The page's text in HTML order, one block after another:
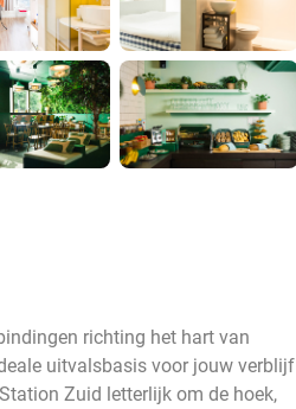
richting het hart van
uitvalsbasis voor jouw verblijf
Zuid letterlijk om de hoek,